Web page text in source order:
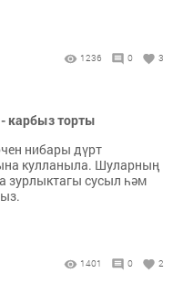
1236 0 3
карбыз торты
нибары дүрт
кулланыла. Шуларның
зурлыктагы сусыл һәм
1401 0 2